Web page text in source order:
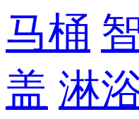
马桶
盖 淋